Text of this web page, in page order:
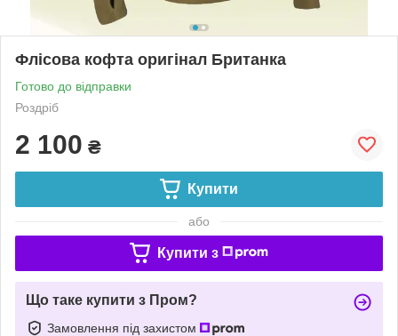
Флісова кофта оригінал Британка
Готово до відправки
Роздріб
2 100 ₴
Купити
або
Купити з
Що таке купити з Пром?
Замовлення під захистом